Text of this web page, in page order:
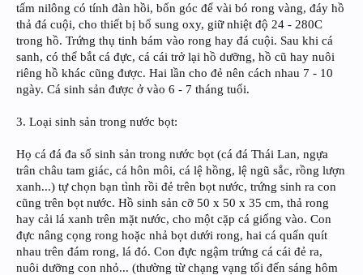
tấm nilông có tính đàn hồi, bốn góc để vài bó rong vàng, đáy hồ
thả đá cuội, cho thiết bị bổ sung oxy, giữ nhiệt độ 24 - 280C
trong hồ. Trứng thụ tinh bám vào rong hay đá cuội. Sau khi cá
sanh, có thể bắt cá đực, cá cái trở lại hồ dưỡng, hồ cũ hay nuôi
riêng hồ khác cũng được. Hai lần cho đẻ nên cách nhau 7 - 10
ngày. Cá sinh sản được ở vào 6 - 7 tháng tuổi.
3. Loại sinh sản trong nước bọt:
Họ cá đá đa số sinh sản trong nước bọt (cá đá Thái Lan, ngựa
trân châu tam giác, cá hôn môi, cá lệ hồng, lệ ngũ sắc, rồng lượn
xanh...) tự chọn bạn tình rồi đẻ trên bọt nước, trứng sinh ra con
cũng trên bọt nước. Hồ sinh sản cỡ 50 x 50 x 35 cm, thả rong
hay cải lá xanh trên mặt nước, cho một cặp cá giống vào. Con
đực nâng cọng rong hoặc nhả bọt dưới rong, hai cá quấn quít
nhau trên đám rong, lá đó. Con đực ngậm trứng cá cái đẻ ra,
nuôi dưỡng con nhỏ... (thường từ chạng vạng tối đến sáng hôm